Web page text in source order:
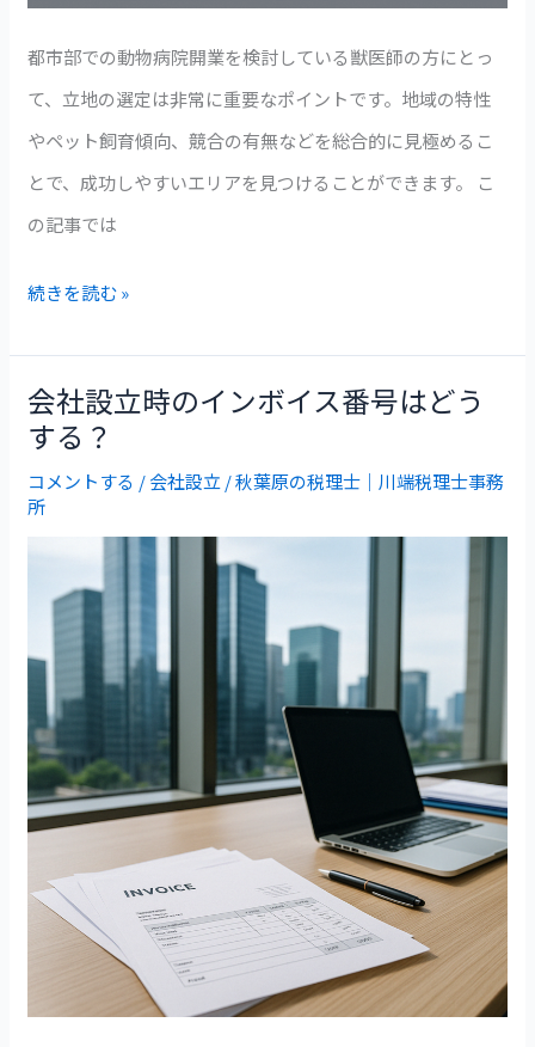
都市部での動物病院開業を検討している獣医師の方にとっ
て、立地の選定は非常に重要なポイントです。地域の特性
やペット飼育傾向、競合の有無などを総合的に見極めるこ
とで、成功しやすいエリアを見つけることができます。 こ
の記事では
い
る
都
心
周
辺
地
域
は？
続きを読む »
会社設立時のインボイス番号はどう
する？
コメントする /会社設立 /秋葉原の税理士｜川端税理士事務
所
会
社
設
イ
ボ
イ
ス
号